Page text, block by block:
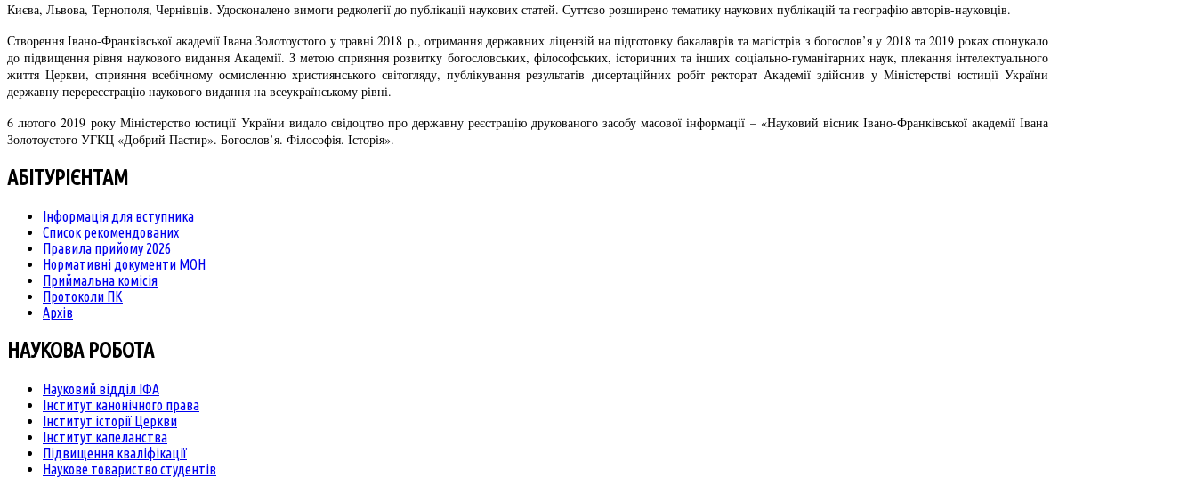
Києва, Львова, Тернополя, Чернівців. Удосконалено вимоги редколегії до публікації наукових статей. Суттєво розширено тематику наукових публікацій та географію авторів-науковців.
Створення Івано-Франківської академії Івана Золотоустого у травні 2018 р., отримання державних ліцензій на підготовку бакалаврів та магістрів з богослов’я у 2018 та 2019 роках спонукало
до підвищення рівня наукового видання Академії. З метою сприяння розвитку богословських, філософських, історичних та інших соціально-гуманітарних наук, плекання інтелектуального
життя Церкви, сприяння всебічному осмисленню християнського світогляду, публікування результатів дисертаційних робіт ректорат Академії здійснив у Міністерстві юстиції України
державну перереєстрацію наукового видання на всеукраїнському рівні.
6 лютого 2019 року Міністерство юстиції України видало свідоцтво про державну реєстрацію друкованого засобу масової інформації – «Науковий вісник Івано-Франківської академії Івана
Золотоустого УГКЦ «Добрий Пастир». Богослов’я. Філософія. Історія».
АБІТУРІЄНТАМ
Інформація для вступника
Список рекомендованих
Правила прийому 2026
Нормативні документи МОН
Приймальна комісія
Протоколи ПК
Архів
НАУКОВА РОБОТА
Науковий відділ ІФА
Інститут канонічного права
Інститут історії Церкви
Інститут капеланства
Підвищення кваліфікації
Наукове товариство студентів